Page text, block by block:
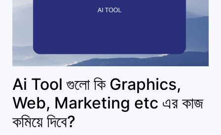
Ai Tool গুলো কি Graphics,
Web, Marketing etc এর কাজ
কমিয়ে দিবে?